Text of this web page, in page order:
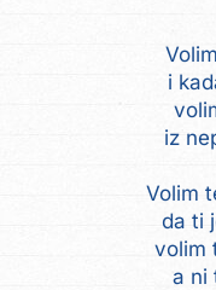
i
iz
Volim
da ti
volim
a ni